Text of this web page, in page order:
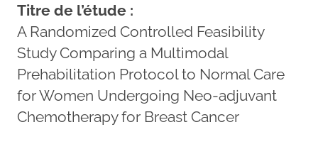
Titre de l’étude :
A Randomized Controlled Feasibility
Study Comparing a Multimodal
Prehabilitation Protocol to Normal Care
for Women Undergoing Neo-adjuvant
Chemotherapy for Breast Cancer